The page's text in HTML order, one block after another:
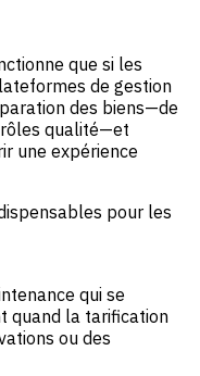
que si les
de gestion
des biens—de
qualité—et
une expérience
pour les
qui se
quand la tarification
ou des